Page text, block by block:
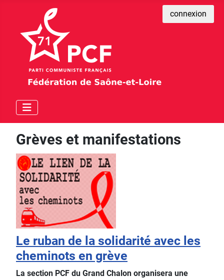
connexion
Grèves et manifestations
Le ruban de la solidarité avec les
cheminots en grève
La section PCF du Grand Chalon organisera une